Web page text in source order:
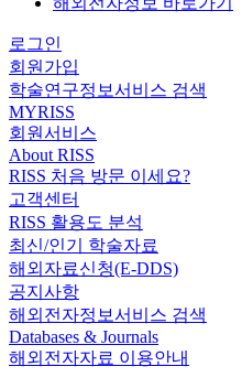
로그인
회원가입
학술연구정보서비스 검색
MYRISS
회원서비스
About RISS
RISS 처음 방문 이세요?
고객센터
RISS 활용도 분석
최신/인기 학술자료
해외자료신청(E-DDS)
공지사항
해외전자정보서비스 검색
Databases & Journals
해외전자자료 이용안내